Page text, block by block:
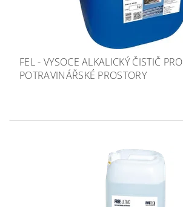
FEL - VYSOCE ALKALICKÝ ČISTIČ PRO
POTRAVINÁŘSKÉ PROSTORY